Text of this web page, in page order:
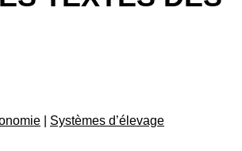
Systèmes d’élevage